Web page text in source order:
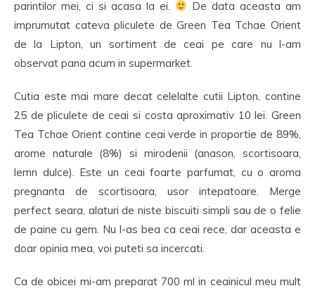
parintilor mei, ci si acasa la ei.
De data aceasta am
imprumutat cateva pliculete de Green Tea Tchae Orient
de la Lipton, un sortiment de ceai pe care nu l-am
observat pana acum in supermarket.
Cutia este mai mare decat celelalte cutii Lipton, contine
25 de pliculete de ceai si costa aproximativ 10 lei. Green
Tea Tchae Orient contine ceai verde in proportie de 89%,
arome naturale (8%) si mirodenii (anason, scortisoara,
lemn dulce). Este un ceai foarte parfumat, cu o aroma
pregnanta de scortisoara, usor intepatoare. Merge
perfect seara, alaturi de niste biscuiti simpli sau de o felie
de paine cu gem. Nu l-as bea ca ceai rece, dar aceasta e
doar opinia mea, voi puteti sa incercati.
Ca de obicei mi-am preparat 700 ml in ceainicul meu mult